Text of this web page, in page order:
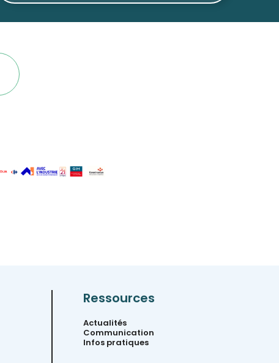
Ressources
Actualités
Communication
Infos pratiques